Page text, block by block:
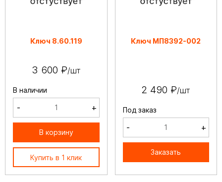
Ключ 8.60.119
3 600 ₽/шт
В наличии
- +
В корзину
Купить в 1 клик
Ключ МП8392-002
2 490 ₽/шт
Под заказ
- +
Заказать